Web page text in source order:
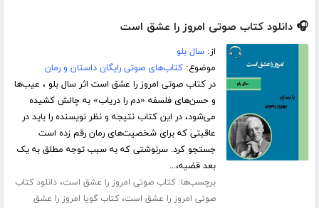
🎧 دانلود کتاب صوتی امروز را عشق است
از:سال بلو
موضوع:کتاب‌های صوتی رایگان داستان و رمان
در کتاب صوتی امروز را عشق است اثر سال بلو ، عیب‌ها
و حسن‌های فلسفه «دم را دریاب» به چالش کشیده
می‌شود، در این کتاب نتیجه و نظر نویسنده را باید در
عاقبتی که برای شخصیت‌های رمان رقم زده است
جستجو کرد. سرنوشتی که به سبب توجه مطلق به یک
بعد قضیه،...
برچسب‌ها:کتاب صوتی امروز را عشق است،دانلود کتاب
صوتی امروز را عشق است،کتاب گویا امروز را عشق